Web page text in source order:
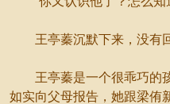
王亭蓁沉默下来，没有回
王亭蓁是一个很乖巧的孩
如实向父母报告，她跟梁侑